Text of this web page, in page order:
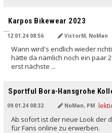
Karpos Bikewear 2023
12.01.24 08:56 VictorM, NoMan
Wann wird's endlich wieder
hätte da nämlich noch ein paar
erst nächste ...
Sportful Bora-Hansgrohe
09.01.24 08:32 NoMan, PM
Ab sofort ist der neue Look der
für Fans online zu erwerben.